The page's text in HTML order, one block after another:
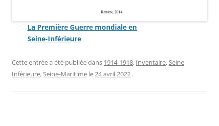
La Première Guerre mondiale en
Seine-Inférieure
Cette entrée a été publiée dans 1914-1918, Inventaire,Seine
Inférieure,Seine-Maritime le24 avril 2022 .